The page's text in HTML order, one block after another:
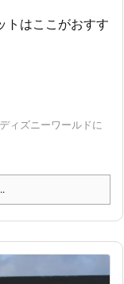
トはここがおすす
ィズニーワールドに